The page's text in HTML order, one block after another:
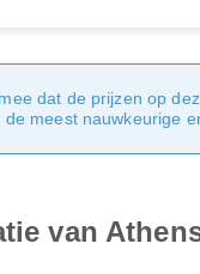
dat de prijzen op
meest nauwkeurige
van